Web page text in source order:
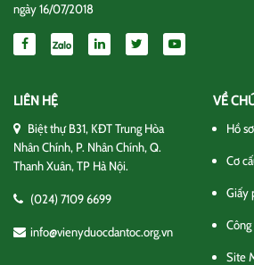
ngày 16/07/2018
LIÊN HỆ
Biệt thự B31, KĐT Trung Hòa
Nhân Chính, P. Nhân Chính, Q.
Thanh Xuân, TP Hà Nội.
(024) 7109 6699
info@vienyduocdantoc.org.vn
VỀ
Hồ
Cơ
Giấy
Site